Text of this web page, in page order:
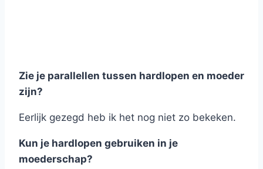
Zie je parallellen tussen hardlopen en moeder
zijn?
Eerlijk gezegd heb ik het nog niet zo bekeken.
Kun je hardlopen gebruiken in je
moederschap?